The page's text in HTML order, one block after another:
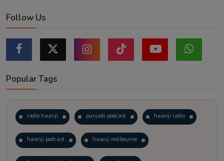
Follow Us
Popular Tags
radio haanji punjabi podcast haanji radio
haanji podcast haanji melbourne